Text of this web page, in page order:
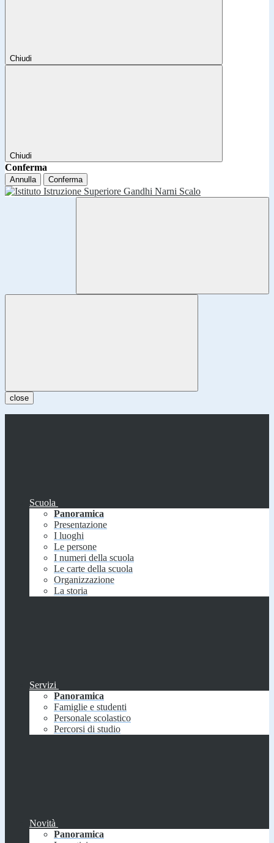
Chiudi
Chiudi
Conferma
Annulla Conferma
close
Scuola
Panoramica
Presentazione
I luoghi
Le persone
I numeri della scuola
Le carte della scuola
Organizzazione
La storia
Servizi
Panoramica
Famiglie e studenti
Personale scolastico
Percorsi di studio
Novità
Panoramica